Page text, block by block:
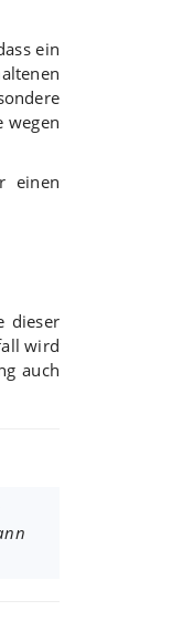
ein
wegen
einen
dieser
wird
auch